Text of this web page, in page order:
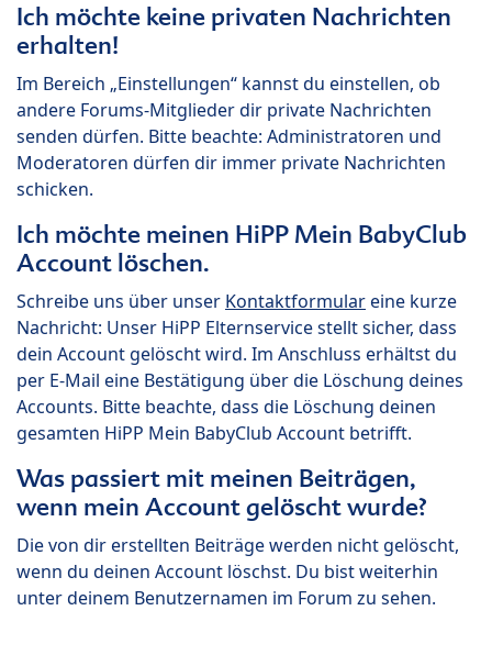
Ich möchte keine privaten Nachrichten
erhalten!
Im Bereich „Einstellungen“ kannst du einstellen, ob
andere Forums-Mitglieder dir private Nachrichten
senden dürfen. Bitte beachte: Administratoren und
Moderatoren dürfen dir immer private Nachrichten
schicken.
Ich möchte meinen HiPP Mein BabyClub
Account löschen.
Schreibe uns über unser Kontaktformulareine kurze
Nachricht: Unser HiPP Elternservice stellt sicher, dass
dein Account gelöscht wird. Im Anschluss erhältst du
per E-Mail eine Bestätigung über die Löschung deines
Accounts. Bitte beachte, dass die Löschung deinen
gesamten HiPP Mein BabyClub Account betrifft.
Was passiert mit meinen Beiträgen,
wenn mein Account gelöscht wurde?
Die von dir erstellten Beiträge werden nicht gelöscht,
wenn du deinen Account löschst. Du bist weiterhin
unter deinem Benutzernamen im Forum zu sehen.